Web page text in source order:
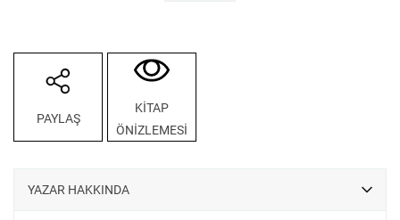
tarafından yaygınlaştırılmasını araştırıyor. Ve bir “âlim” olarak
vefatının ardından zaman içerisinde nasıl müslüman toplum
tarafından bir “veli” olarak kabul gördüğünü anlatıyor. İmam Şâfiî:
Âlim ve Veli düşünürün hayatı ve fikriyatını güvenilir kaynaklara
dayanan bir kurgu ve akıcı bir üslupla ele alıyor.
PAYLAŞ
KİTAP
ÖNİZLEMESİ
YAZAR HAKKINDA